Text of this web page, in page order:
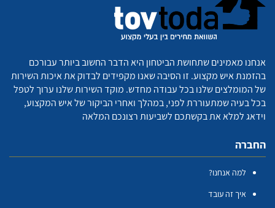
אנחנו מאמינים שתחושת הביטחון היא הדבר החשוב ביותר עבורכם
בהזמנת איש מקצוע. זו הסיבה שאנו מקפידים לבדוק את איכות השירות
של המומלצים שלנו בכל עבודה מחדש. מוקד השירות שלנו ערוך לטפל
בכל בעיה שמתעוררת לפני, במהלך ואחרי הביקור של איש המקצוע,
וידאג למלא את בקשתכם לשביעות רצונכם המלאה
החברה
למה אנחנו?
איך זה עובד